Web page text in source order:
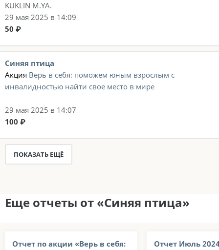
KUKLIN M.YA.
29 мая 2025 в 14:09
50 ₽
Синяя птица
Акция Верь в себя: поможем юным взрослым с
инвалидностью найти свое место в мире
29 мая 2025 в 14:07
100 ₽
ПОКАЗАТЬ ЕЩЁ
Еще отчеты от «Синяя птица»
Отчет по акции «Верь в себя:
Отчет Июль